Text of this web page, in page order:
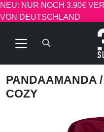
NEU: NUR NOCH 3.90€
VON DEUTSCHLAND
PANDAAMANDA
COZY